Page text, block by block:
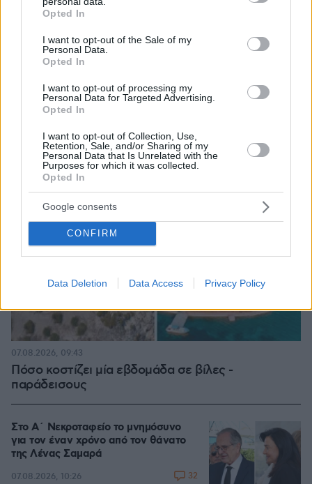
grant or deny consent to Google and its third-party tags to
use your data for below specified purposes in below Google
consent section.
Opted In
I want to opt-out of the Sale of my
Personal Data.
Opted In
I want to opt-out of processing my
Personal Data for Targeted Advertising.
Opted In
I want to opt-out of Collection, Use,
Retention, Sale, and/or Sharing of my
Personal Data that Is Unrelated with the
Purposes for which it was collected.
Opted In
Google consents
CONFIRM
Data Deletion Data Access Privacy Policy
στην απολογία
Πόσο κοστίζει μία εβδομάδα σε βίλες -
παράδεισους
07.08.2026, 09:43
Στο Α΄ Νεκροταφείο το μνημόσυνο
για τον έναν χρόνο από τον θάνατο
της Λένας Σαμαρά
07.08.2026, 10:26 32